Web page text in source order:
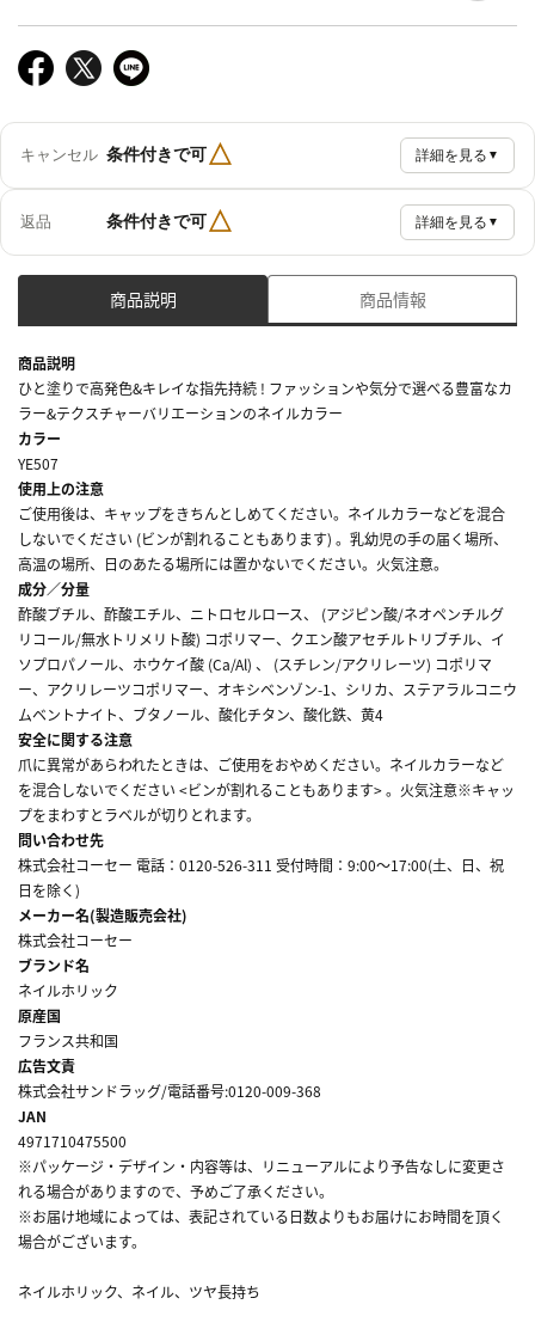
キャンセル 条件付きで可△ 詳細を見る ▼
返品 条件付きで可△ 詳細を見る ▼
商品説明 商品情報
商品説明
ひと塗りで高発色&キレイな指先持続 ! ファッションや気分で選べる豊富なカ
ラー&テクスチャーバリエーションのネイルカラー
カラー
YE507
使用上の注意
ご使用後は、キャップをきちんとしめてください。ネイルカラーなどを混合
しないでください (ビンが割れることもあります) 。乳幼児の手の届く場所、
高温の場所、日のあたる場所には置かないでください。火気注意。
成分／分量
酢酸ブチル、酢酸エチル、ニトロセルロース、 (アジピン酸/ネオペンチルグ
リコール/無水トリメリト酸) コポリマー、クエン酸アセチルトリブチル、イ
ソプロパノール、ホウケイ酸 (Ca/Al) 、 (スチレン/アクリレーツ) コポリマ
ー、アクリレーツコポリマー、オキシベンゾン-1、シリカ、ステアラルコニウ
ムベントナイト、ブタノール、酸化チタン、酸化鉄、黄4
安全に関する注意
爪に異常があらわれたときは、ご使用をおやめください。ネイルカラーなど
を混合しないでください <ビンが割れることもあります> 。火気注意※キャッ
プをまわすとラベルが切りとれます。
問い合わせ先
株式会社コーセー 電話：0120-526-311 受付時間：9:00～17:00(土、日、祝
日を除く)
メーカー名(製造販売会社)
株式会社コーセー
ブランド名
ネイルホリック
原産国
フランス共和国
広告文責
株式会社サンドラッグ/電話番号:0120-009-368
JAN
4971710475500
※パッケージ・デザイン・内容等は、リニューアルにより予告なしに変更さ
れる場合がありますので、予めご了承ください。
※お届け地域によっては、表記されている日数よりもお届けにお時間を頂く
場合がございます。
ネイルホリック、ネイル、ツヤ長持ち